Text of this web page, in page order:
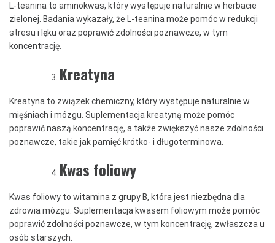
L-teanina to aminokwas, który występuje naturalnie w herbacie
zielonej. Badania wykazały, że L-teanina może pomóc w redukcji
stresu i lęku oraz poprawić zdolności poznawcze, w tym
koncentrację.
Kreatyna
Kreatyna to związek chemiczny, który występuje naturalnie w
mięśniach i mózgu. Suplementacja kreatyną może pomóc
poprawić naszą koncentrację, a także zwiększyć nasze zdolności
poznawcze, takie jak pamięć krótko- i długoterminowa.
Kwas foliowy
Kwas foliowy to witamina z grupy B, która jest niezbędna dla
zdrowia mózgu. Suplementacja kwasem foliowym może pomóc
poprawić zdolności poznawcze, w tym koncentrację, zwłaszcza u
osób starszych.